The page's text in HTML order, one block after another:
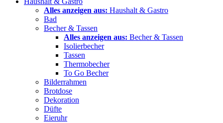
Alles anzeigen aus: Haushalt & Gastro
Bad
Becher & Tassen
Alles anzeigen aus: Becher & Tassen
Isolierbecher
Tassen
Thermobecher
To Go Becher
Bilderrahmen
Brotdose
Dekoration
Düfte
Eieruhr